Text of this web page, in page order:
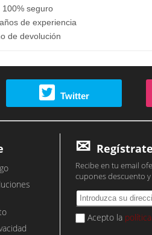
100% seguro
de experiencia
de devolución
Twitter
Recibe en tu email
cupones descuento
Acepto la